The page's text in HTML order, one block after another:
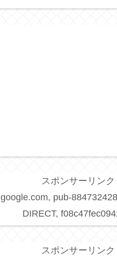
スポンサーリンク
google.com, pub-
DIRECT,
スポンサーリンク